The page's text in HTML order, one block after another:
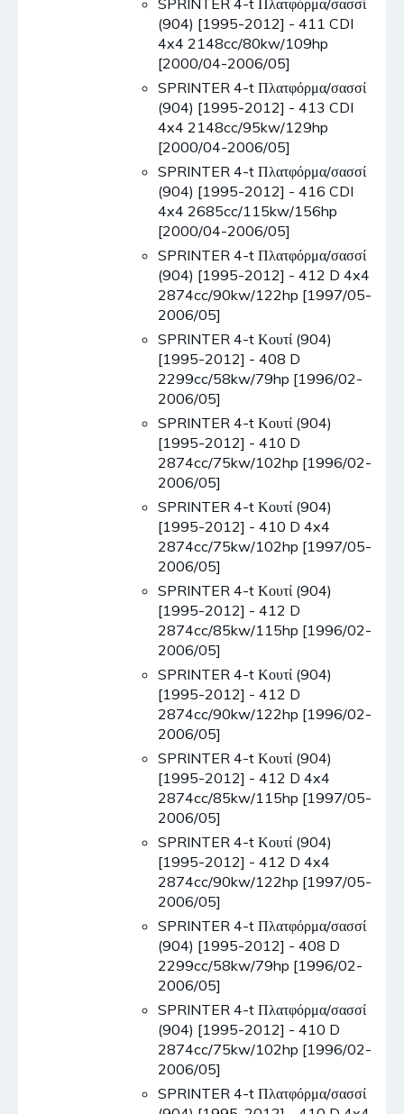
SPRINTER 4-t Πλατφόρμα/σασσί
(904) [1995-2012] - 411 CDI
4x4 2148cc/80kw/109hp
[2000/04-2006/05]
SPRINTER 4-t Πλατφόρμα/σασσί
(904) [1995-2012] - 413 CDI
4x4 2148cc/95kw/129hp
[2000/04-2006/05]
SPRINTER 4-t Πλατφόρμα/σασσί
(904) [1995-2012] - 416 CDI
4x4 2685cc/115kw/156hp
[2000/04-2006/05]
SPRINTER 4-t Πλατφόρμα/σασσί
(904) [1995-2012] - 412 D 4x4
2874cc/90kw/122hp [1997/05-
2006/05]
SPRINTER 4-t Κουτί (904)
[1995-2012] - 408 D
2299cc/58kw/79hp [1996/02-
2006/05]
SPRINTER 4-t Κουτί (904)
[1995-2012] - 410 D
2874cc/75kw/102hp [1996/02-
2006/05]
SPRINTER 4-t Κουτί (904)
[1995-2012] - 410 D 4x4
2874cc/75kw/102hp [1997/05-
2006/05]
SPRINTER 4-t Κουτί (904)
[1995-2012] - 412 D
2874cc/85kw/115hp [1996/02-
2006/05]
SPRINTER 4-t Κουτί (904)
[1995-2012] - 412 D
2874cc/90kw/122hp [1996/02-
2006/05]
SPRINTER 4-t Κουτί (904)
[1995-2012] - 412 D 4x4
2874cc/85kw/115hp [1997/05-
2006/05]
SPRINTER 4-t Κουτί (904)
[1995-2012] - 412 D 4x4
2874cc/90kw/122hp [1997/05-
2006/05]
SPRINTER 4-t Πλατφόρμα/σασσί
(904) [1995-2012] - 408 D
2299cc/58kw/79hp [1996/02-
2006/05]
SPRINTER 4-t Πλατφόρμα/σασσί
(904) [1995-2012] - 410 D
2874cc/75kw/102hp [1996/02-
2006/05]
SPRINTER 4-t Πλατφόρμα/σασσί